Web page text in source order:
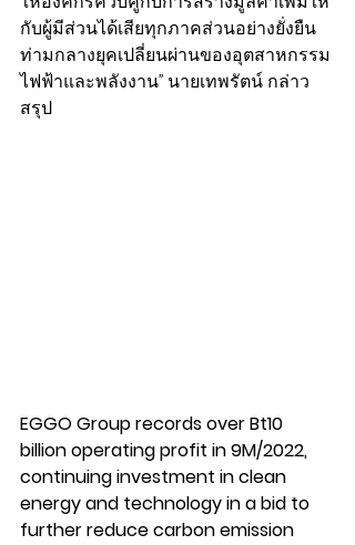
กับผู้มีส่วนได้เสียทุกภาคส่วนอย่างยั่งยืน
ท่ามกลางยุคเปลี่ยนผ่านของอุตสาหกรรม
ไฟฟ้าและพลังงาน” นายเทพรัตน์ กล่าว
สรุป
EGGO Group records over Bt10
billion operating profit in 9M/2022,
continuing investment in clean
energy and technology in a bid to
further reduce carbon emission